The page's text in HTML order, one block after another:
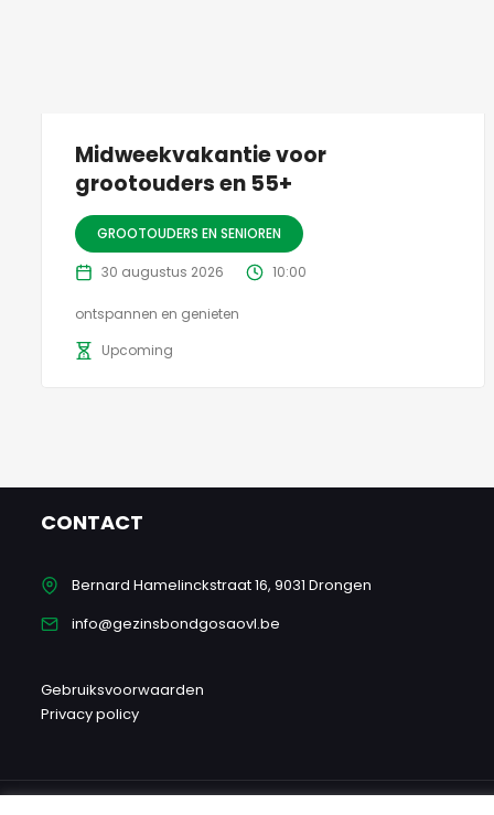
Midweekvakantie voor
grootouders en 55+
GROOTOUDERS EN SENIOREN
30 augustus 2026 10:00
ontspannen en genieten
Upcoming
CONTACT
Bernard Hamelinckstraat 16, 9031 Drongen
info@gezinsbondgosaovl.be
Gebruiksvoorwaarden
Privacy policy